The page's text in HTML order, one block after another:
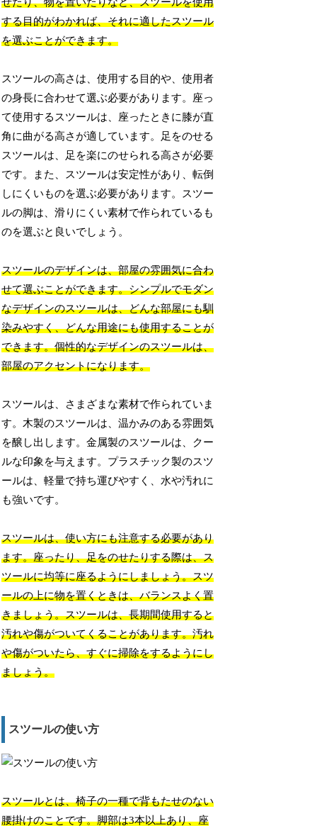
せたり、物を置いたりなど、スツールを使用
する目的がわかれば、それに適したスツール
を選ぶことができます。
スツールの高さは、使用する目的や、使用者
の身長に合わせて選ぶ必要があります。座っ
て使用するスツールは、座ったときに膝が直
角に曲がる高さが適しています。足をのせる
スツールは、足を楽にのせられる高さが必要
です。また、スツールは安定性があり、転倒
しにくいものを選ぶ必要があります。スツー
ルの脚は、滑りにくい素材で作られているも
のを選ぶと良いでしょう。
スツールのデザインは、部屋の雰囲気に合わ
せて選ぶことができます。シンプルでモダン
なデザインのスツールは、どんな部屋にも馴
染みやすく、どんな用途にも使用することが
できます。個性的なデザインのスツールは、
部屋のアクセントになります。
スツールは、さまざまな素材で作られていま
す。木製のスツールは、温かみのある雰囲気
を醸し出します。金属製のスツールは、クー
ルな印象を与えます。プラスチック製のスツ
ールは、軽量で持ち運びやすく、水や汚れに
も強いです。
スツールは、使い方にも注意する必要があり
ます。座ったり、足をのせたりする際は、ス
ツールに均等に座るようにしましょう。スツ
ールの上に物を置くときは、バランスよく置
きましょう。スツールは、長期間使用すると
汚れや傷がついてくることがあります。汚れ
や傷がついたら、すぐに掃除をするようにし
ましょう。
スツールの使い方
スツールとは、椅子の一種で背もたせのない
腰掛けのことです。脚部は3本以上あり、座